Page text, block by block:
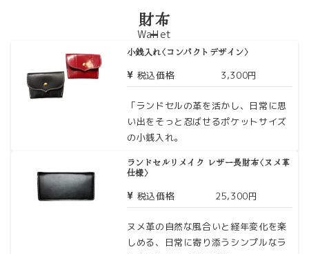
財布
Wallet
小銭入れ〈コンパクトデザイン〉
税込価格 3,300円
「ランドセルの革を活かし、日常に思
い出をそっと忍ばせるポケットサイズ
の小銭入れ。
ランドセルリメイク レザー長財布〈ヌメ革
仕様〉
税込価格 25,300円
ヌメ革の自然な風合いと経年変化を楽
しめる、日常に寄り添うシンプルなラ